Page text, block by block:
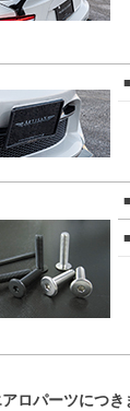
ロパーツにつき